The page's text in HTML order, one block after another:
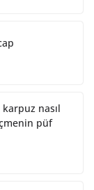
nasıl
püf